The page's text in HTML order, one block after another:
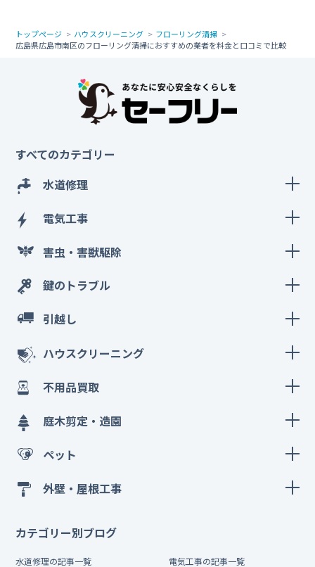
トップページ ハウスクリーニング
フローリング清掃
広島県広島市南区のフローリング清掃におすすめの業者を料金と口コミで比較
すべてのカテゴリー
水道修理
電気工事
害虫・害獣駆除
鍵のトラブル
引越し
ハウスクリーニング
不用品買取
庭木剪定・造園
ペット
外壁・屋根工事
カテゴリー別ブログ
水道修理の記事一覧 電気工事の記事一覧